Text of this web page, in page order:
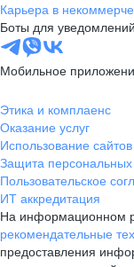
Карьера в
Боты для уведомлений
Мобильное
Этика и комплаенс
Оказание услуг
Использование сайтов
Защита
Пользовательское
ИТ аккредитация
На информационном
рекомендательные
предоставления